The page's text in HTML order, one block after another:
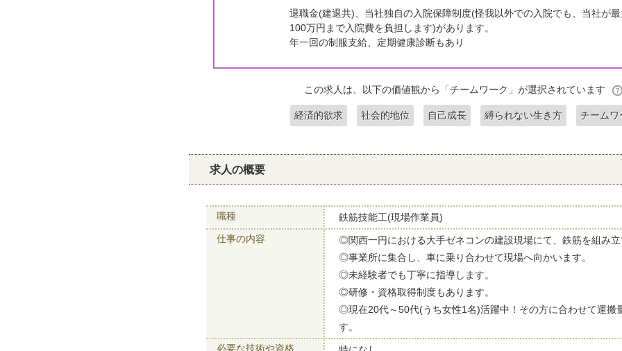
退職金(建退共)、当社独自の入院保障制度(怪我以外での入院でも、当社が
100万円まで入院費を負担します)があります。
年一回の制服支給、定期健康診断もあり
この求人は、以下の価値観から「チームワーク」が選択されています
経済的欲求 社会的地位 自己成長 縛られない生き方 チームワ
求人の概要
職種
鉄筋技能工(現場作業員)
仕事の内容
◎関西一円における大手ゼネコンの建設現場にて、鉄筋を組み
◎事業所に集合し、車に乗り合わせて現場へ向かいます。
◎未経験者でも丁寧に指導します。
◎研修・資格取得制度もあります。
◎現在20代～50代(うち女性1名)活躍中！その方に合わせて運搬
す。
必要な技術や資格